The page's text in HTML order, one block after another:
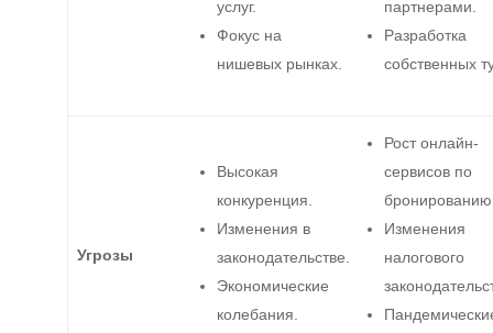
услуг.
Фокус на
нишевых рынках.
партнерами.
Разработка
собственных
Угрозы
Высокая
конкуренция.
Изменения в
законодательстве.
Экономические
колебания.
Рост онлайн-
сервисов по
Изменения
налогового